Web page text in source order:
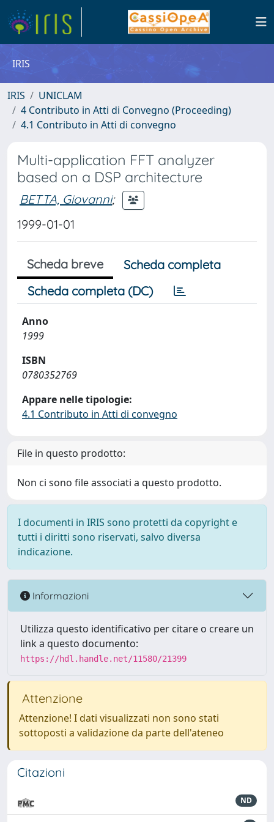
IRIS
IRIS
UNICLAM
4 Contributo in Atti di Convegno (Proceeding)
4.1 Contributo in Atti di convegno
Multi-application FFT analyzer
based on a DSP architecture
BETTA, Giovanni;
1999-01-01
Scheda breve
Scheda completa
Scheda completa (DC)
Anno
1999
ISBN
0780352769
Appare nelle tipologie:
4.1 Contributo in Atti di convegno
File in questo prodotto:
Non ci sono file associati a questo prodotto.
I documenti in IRIS sono protetti da copyright e
tutti i diritti sono riservati, salvo diversa
indicazione.
Informazioni
Utilizza questo identificativo per citare o creare un
link a questo documento:
https://hdl.handle.net/11580/21399
Attenzione
Attenzione! I dati visualizzati non sono stati
sottoposti a validazione da parte dell'ateneo
Citazioni
ND